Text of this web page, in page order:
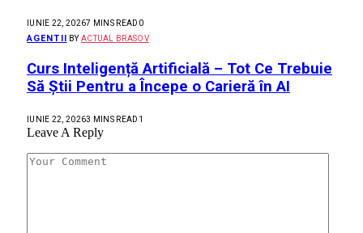
IUNIE 22, 20267 MINS READ 0
AGENTII BY ACTUAL BRASOV
Curs Inteligență Artificială – Tot Ce Trebuie
Să Știi Pentru a Începe o Carieră în AI
IUNIE 22, 20263 MINS READ 1
Leave A Reply